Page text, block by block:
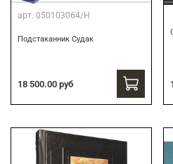
арт. 050103064/Н
Подстаканник Судак
18 500.00 руб